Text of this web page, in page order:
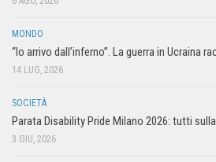
MONDO
“Io arrivo dall’inferno”. La guerra in Ucraina
14 LUG, 2026
SOCIETÀ
Parata Disability Pride Milano 2026: tutti
3 GIU, 2026